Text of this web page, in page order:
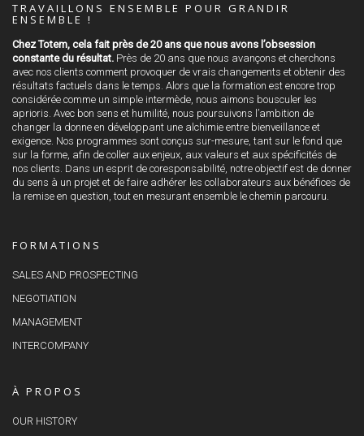
TRAVAILLONS ENSEMBLE POUR GRANDIR
ENSEMBLE !
Chez Totem, cela fait près de 20 ans que nous avons l’obsession
constante du résultat. Près de 20 ans que nous avançons et cherchons
avec nos clients comment provoquer de vrais changements et obtenir des
résultats factuels dans le temps. Alors que la formation est encore trop
considérée comme un simple intermède, nous aimons bousculer les
aprioris. Avec bon sens et humilité, nous poursuivons l’ambition de
changer la donne en développant une alchimie entre bienveillance et
exigence. Nos programmes sont conçus sur-mesure, tant sur le fond que
sur la forme, afin de coller aux enjeux, aux valeurs et aux spécificités de
nos clients. Dans un esprit de coresponsabilité, notre objectif est de donner
du sens à un projet et de faire adhérer les collaborateurs aux bénéfices de
la remise en question, tout en mesurant ensemble le chemin parcouru.
FORMATIONS
SALES AND PROSPECTING
NEGOTIATION
MANAGEMENT
INTERCOMPANY
À PROPOS
OUR HISTORY